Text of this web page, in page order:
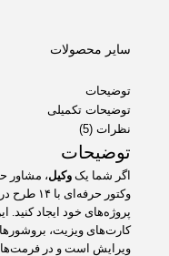
سایر محصولات
توضیحات
توضیحات تکمیلی
نظرات (5)
توضیحات
اگر شما یک وکیل، مشاور
پروژه‌های خود ایجاد
کارت‌های ویزیت،
ویرایش است و در